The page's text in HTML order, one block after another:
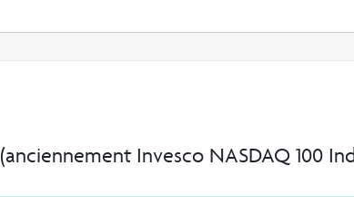
option
(anciennement Invesco NASDAQ 100